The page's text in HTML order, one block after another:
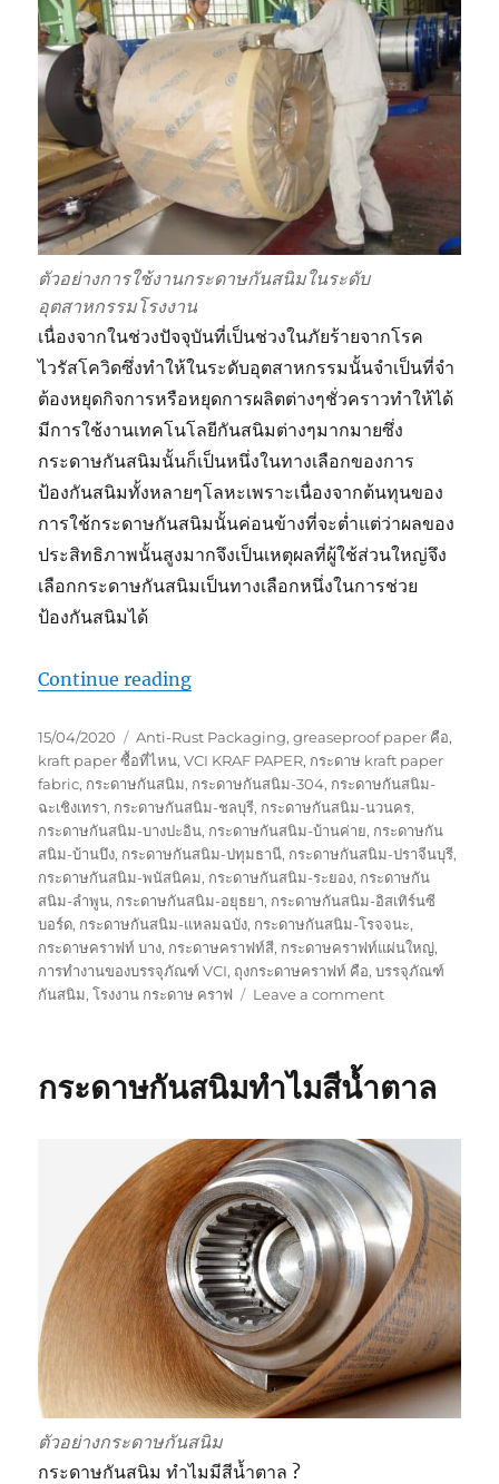
เหมือน
กัน
ไหม
?
ตัวอย่างการใช้งานกระดาษกันสนิมในระดับ
อุตสาหกรรมโรงงาน
เนื่องจากในช่วงปัจจุบันที่เป็นช่วงในภัยร้ายจากโรค
ไวรัสโควิดซึ่งทำให้ในระดับอุตสาหกรรมนั้นจำเป็นที่จำ
ต้องหยุดกิจการหรือหยุดการผลิตต่างๆชั่วคราวทำให้ได้
มีการใช้งานเทคโนโลยีกันสนิมต่างๆมากมายซึ่ง
กระดาษกันสนิมนั้นก็เป็นหนึ่งในทางเลือกของการ
ป้องกันสนิมทั้งหลายๆโลหะเพราะเนื่องจากต้นทุนของ
การใช้กระดาษกันสนิมนั้นค่อนข้างที่จะต่ำแต่ว่าผลของ
ประสิทธิภาพนั้นสูงมากจึงเป็นเหตุผลที่ผู้ใช้ส่วนใหญ่จึง
เลือกกระดาษกันสนิมเป็นทางเลือกหนึ่งในการช่วย
ป้องกันสนิมได้
Continue reading“กระดาษกันสนิมสำคัญขนาดไหน ?”
Posted
on
15/04/2020 Tags
Anti-Rust Packaging,greaseproof paper คือ,
kraft paper ซื้อที่ไหน,VCI KRAF PAPER, กระดาษ kraft paper
fabric, กระดาษกันสนิม, กระดาษกันสนิม-304, กระดาษกันสนิม-
ฉะเชิงเทรา, กระดาษกันสนิม-ชลบุรี, กระดาษกันสนิม-นวนคร,
กระดาษกันสนิม-บางปะอิน, กระดาษกันสนิม-บ้านค่าย, กระดาษกัน
สนิม-บ้านบึง, กระดาษกันสนิม-ปทุมธานี, กระดาษกันสนิม-ปราจีนบุรี,
กระดาษกันสนิม-พนัสนิคม, กระดาษกันสนิม-ระยอง, กระดาษกัน
สนิม-ลำพูน, กระดาษกันสนิม-อยุธยา, กระดาษกันสนิม-อิสเทิร์นซี
บอร์ด, กระดาษกันสนิม-แหลมฉบัง, กระดาษกันสนิม-โรจจนะ,
กระดาษคราฟท์ บาง, กระดาษคราฟท์สี, กระดาษคราฟท์แผ่นใหญ่,
การทำงานของบรรจุภัณฑ์ VCI, ถุงกระดาษคราฟท์ คือ,บรรจุภัณฑ์
กันสนิม,โรงงาน กระดาษ คราฟ Leave a commenton
สำคัญ
?
กระดาษกันสนิมทำไมสีน้ำตาล
ตัวอย่างกระดาษกันสนิม
กระดาษกันสนิม ทำไมมีสีน้ำตาล ?